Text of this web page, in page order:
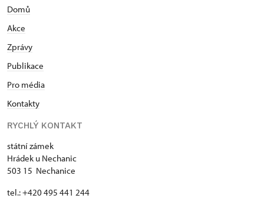
Domů
Akce
Zprávy
Publikace
Pro média
Kontakty
RYCHLÝ KONTAKT
státní zámek
Hrádek u Nechanic
503 15 Nechanice
tel.: +420 495 441 244